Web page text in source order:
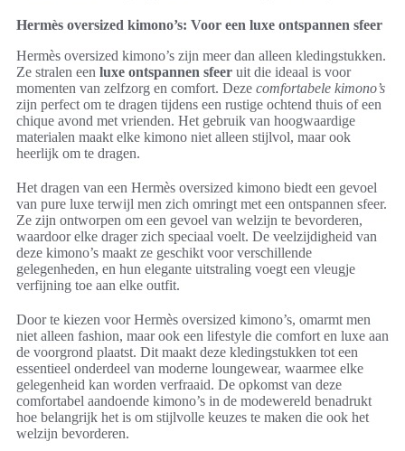
Hermès oversized kimono’s: Voor een luxe ontspannen sfeer
Hermès oversized kimono’s zijn meer dan alleen kledingstukken.
Ze stralen een luxe ontspannen sfeer uit die ideaal is voor
momenten van zelfzorg en comfort. Deze comfortabele kimono’s
zijn perfect om te dragen tijdens een rustige ochtend thuis of een
chique avond met vrienden. Het gebruik van hoogwaardige
materialen maakt elke kimono niet alleen stijlvol, maar ook
heerlijk om te dragen.
Het dragen van een Hermès oversized kimono biedt een gevoel
van pure luxe terwijl men zich omringt met een ontspannen sfeer.
Ze zijn ontworpen om een gevoel van welzijn te bevorderen,
waardoor elke drager zich speciaal voelt. De veelzijdigheid van
deze kimono’s maakt ze geschikt voor verschillende
gelegenheden, en hun elegante uitstraling voegt een vleugje
verfijning toe aan elke outfit.
Door te kiezen voor Hermès oversized kimono’s, omarmt men
niet alleen fashion, maar ook een lifestyle die comfort en luxe aan
de voorgrond plaatst. Dit maakt deze kledingstukken tot een
essentieel onderdeel van moderne loungewear, waarmee elke
gelegenheid kan worden verfraaid. De opkomst van deze
comfortabel aandoende kimono’s in de modewereld benadrukt
hoe belangrijk het is om stijlvolle keuzes te maken die ook het
welzijn bevorderen.